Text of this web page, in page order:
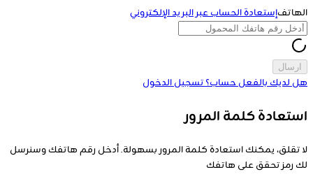
الهاتفإستعادة الحساب عبر البريد الإلكتروني
ارسال
هل لديك بالفعل حساب؟تسجيل الدخول
استعادة كلمة المرور
لا تقلق، يمكنك استعادة كلمة المرور بسهولة. أدخل رقم هاتفك وسنرسل
لك رمز تحقق على هاتفك